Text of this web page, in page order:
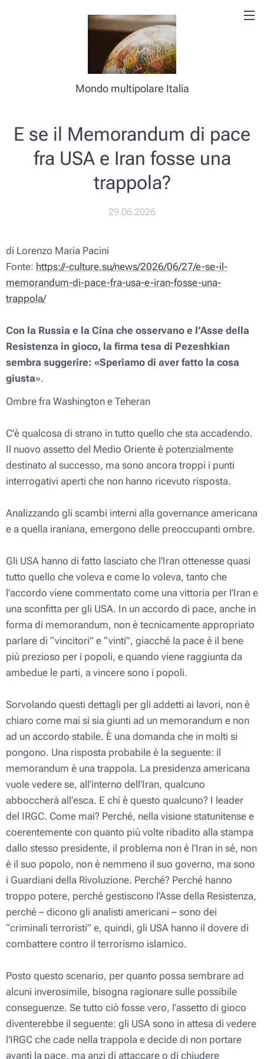
Mondo multipolare Italia
E se il Memorandum di pace
fra USA e Iran fosse una
trappola?
29.06.2026
di Lorenzo Maria Pacini
Fonte: https://-culture.su/news/2026/06/27/e-se-il-
memorandum-di-pace-fra-usa-e-iran-fosse-una-
trappola/
Con la Russia e la Cina che osservano e l’Asse della
Resistenza in gioco, la firma tesa di Pezeshkian
sembra suggerire: «Speriamo di aver fatto la cosa
giusta».
Ombre fra Washington e Teheran
C’è qualcosa di strano in tutto quello che sta accadendo.
Il nuovo assetto del Medio Oriente è potenzialmente
destinato al successo, ma sono ancora troppi i punti
interrogativi aperti che non hanno ricevuto risposta.
Analizzando gli scambi interni alla governance americana
e a quella iraniana, emergono delle preoccupanti ombre.
Gli USA hanno di fatto lasciato che l’Iran ottenesse quasi
tutto quello che voleva e come lo voleva, tanto che
l’accordo viene commentato come una vittoria per l’Iran e
una sconfitta per gli USA. In un accordo di pace, anche in
forma di memorandum, non è tecnicamente appropriato
parlare di “vincitori” e “vinti”, giacché la pace è il bene
più prezioso per i popoli, e quando viene raggiunta da
ambedue le parti, a vincere sono i popoli.
Sorvolando questi dettagli per gli addetti ai lavori, non è
chiaro come mai si sia giunti ad un memorandum e non
ad un accordo stabile. È una domanda che in molti si
pongono. Una risposta probabile è la seguente: il
memorandum è una trappola. La presidenza americana
vuole vedere se, all’interno dell’Iran, qualcuno
abboccherà all’esca. E chi è questo qualcuno? I leader
del IRGC. Come mai? Perché, nella visione statunitense e
coerentemente con quanto più volte ribadito alla stampa
dallo stesso presidente, il problema non è l’Iran in sé, non
è il suo popolo, non è nemmeno il suo governo, ma sono
i Guardiani della Rivoluzione. Perché? Perché hanno
troppo potere, perché gestiscono l’Asse della Resistenza,
perché – dicono gli analisti americani – sono dei
“criminali terroristi” e, quindi, gli USA hanno il dovere di
combattere contro il terrorismo islamico.
Posto questo scenario, per quanto possa sembrare ad
alcuni inverosimile, bisogna ragionare sulle possibile
conseguenze. Se tutto ciò fosse vero, l’assetto di gioco
diventerebbe il seguente: gli USA sono in attesa di vedere
l’IRGC che cade nella trappola e decide di non portare
avanti la pace, ma anzi di attaccare o di chiudere